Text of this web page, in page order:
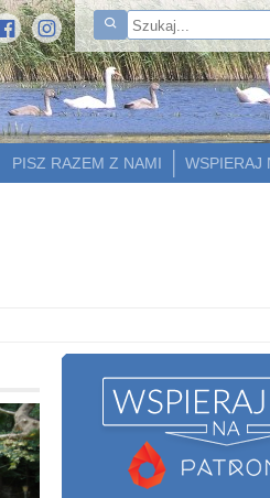
WSPIERAJ
PISZ RAZEM Z NAMI